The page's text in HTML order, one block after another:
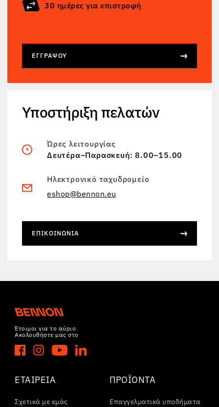
30 ημέρες για επιστροφή
ΕΓΓΡΆΨΟΥ
Υποστήριξη πελατών
Ώρες λειτουργίας
Δευτέρα–Παρασκευή: 8.00–15.00
Ηλεκτρονικό ταχυδρομείο
eshop@bennon.eu
ΕΠΙΚΟΙΝΩΝΊΑ
Έτοιμοι για το αύριο
Ακολουθήστε μας στο
ΕΤΑΙΡΕΊΑ
Σχετικά με εμάς
ΠΡΟΪΌΝΤΑ
Επαγγελματικά υποδήματα